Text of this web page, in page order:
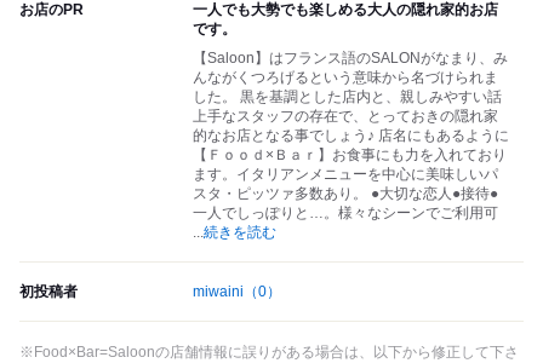
お店のPR
一人でも大勢でも楽しめる大人の隠れ家的お店
です。
【Saloon】はフランス語のSALONがなまり、み
んながくつろげるという意味から名づけられま
した。 黒を基調とした店内と、親しみやすい話
上手なスタッフの存在で、とっておきの隠れ家
的なお店となる事でしょう♪ 店名にもあるように
【Ｆｏｏｄ×Ｂａｒ】お食事にも力を入れており
ます。イタリアンメニューを中心に美味しいパ
スタ・ピッツァ多数あり。 ●大切な恋人●接待●
一人でしっぽりと…。様々なシーンでご利用可
...続きを読む
初投稿者 miwaini （0）
※Food×Bar=Saloonの店舗情報に誤りがある場合は、以下から修正して下さ